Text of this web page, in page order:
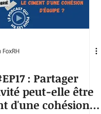
: Partager
peut-elle être
d'une cohésion